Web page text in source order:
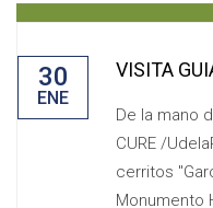
30
ENE
VISITA
De la mano
CURE /
cerritos
Monumento